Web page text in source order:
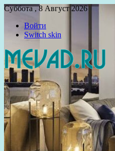
Суббота , 8 Август 2026
Войти
Switch skin